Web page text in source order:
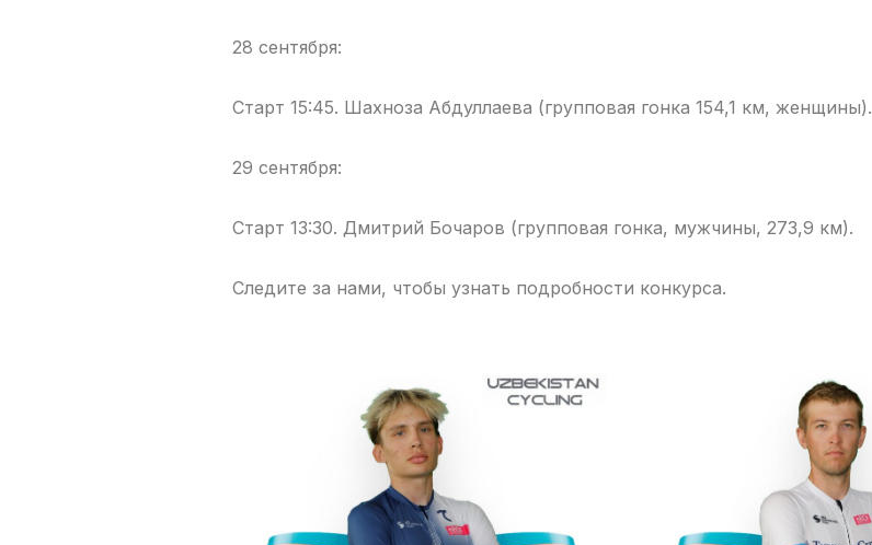
28 сентября:
Старт 15:45. Шахноза Абдуллаева (групповая гонка 154,1 км, женщины).
29 сентября:
Старт 13:30. Дмитрий Бочаров (групповая гонка, мужчины, 273,9 км).
Следите за нами, чтобы узнать подробности конкурса.